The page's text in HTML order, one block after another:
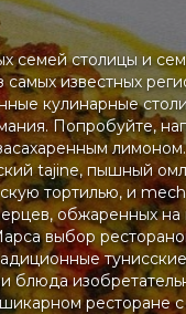
семей столицы и
известных
кулинарные
Попробуйте,
tajine, пышный
тортилью, и
обжаренных
выбор
блюда
ресторане